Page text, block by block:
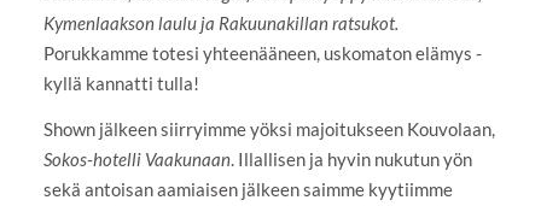
Kymenlaakson laulu ja Rakuunakillan ratsukot.
Porukkamme totesi yhteenääneen, uskomaton elämys -
kyllä kannatti tulla!
Shown jälkeen siirryimme yöksi majoitukseen Kouvolaan,
Sokos-hotelli Vaakunaan. Illallisen ja hyvin nukutun yön
sekä antoisan aamiaisen jälkeen saimme kyytiimme